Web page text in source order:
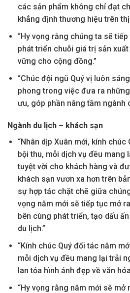
các sản phẩm không chỉ đạt
khẳng định thương hiệu trên
“Hy vọng rằng chúng ta sẽ
phát triển chuỗi giá trị sản
vững cho cộng đồng.”
“Chúc đội ngũ Quý vị luôn
phong trong việc đưa ra
ưu, góp phần nâng tầm ngành
Ngành du lịch – khách sạn
“Nhân dịp Xuân mới, kính
bội thu, mỗi dịch vụ đều mang
tuyệt vời cho khách hàng và
khách sạn vươn xa hơn trên
sự hợp tác chặt chẽ giữa
vọng năm mới sẽ tiếp tục mở
bên cùng phát triển, tạo dấu
du lịch.”
“Kính chúc Quý đối tác năm
mỗi dịch vụ đều mang lại trải
lan tỏa hình ảnh đẹp về văn
“Hy vọng rằng năm mới sẽ mở